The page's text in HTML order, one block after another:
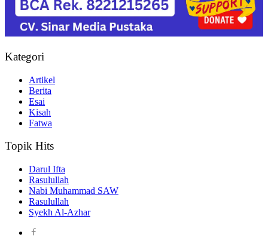
Kategori
Artikel
Berita
Esai
Kisah
Fatwa
Topik Hits
Darul Ifta
Rasulullah
Nabi Muhammad SAW
Rasulullah
Syekh Al-Azhar